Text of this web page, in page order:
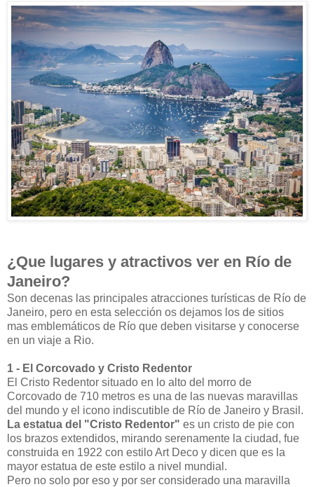
¿Que lugares y atractivos ver en Río de
Janeiro?
Son decenas las principales atracciones turísticas de Río de
Janeiro, pero en esta selección os dejamos los de sitios
mas emblemáticos de Río que deben visitarse y conocerse
en un viaje a Rio.
1 - El Corcovado y Cristo Redentor
El Cristo Redentor situado en lo alto del morro de
Corcovado de 710 metros es una de las nuevas maravillas
del mundo y el icono indiscutible de Río de Janeiro y Brasil.
La estatua del "Cristo Redentor" es un cristo de pie con
los brazos extendidos, mirando serenamente la ciudad, fue
construida en 1922 con estilo Art Deco y dicen que es la
mayor estatua de este estilo a nivel mundial.
Pero no solo por eso y por ser considerado una maravilla